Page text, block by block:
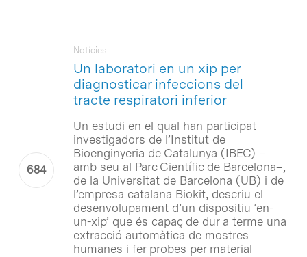
Un laboratori en un xip per
diagnosticar infeccions del
tracte respiratori inferior
Notícies
Un estudi en el qual han participat
investigadors de l’Institut de
Bioenginyeria de Catalunya (IBEC) –
amb seu al Parc Científic de Barcelona–,
de la Universitat de Barcelona (UB) i de
l’empresa catalana Biokit, descriu el
desenvolupament d’un dispositiu ‘en-
un-xip’ que és capaç de dur a terme una
extracció automàtica de mostres
humanes i fer probes per material